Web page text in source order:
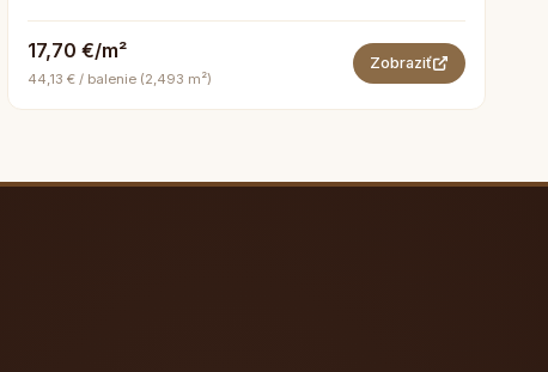
17,70 €/m²
44,13 € / balenie (2,493 m²)
Zobraziť